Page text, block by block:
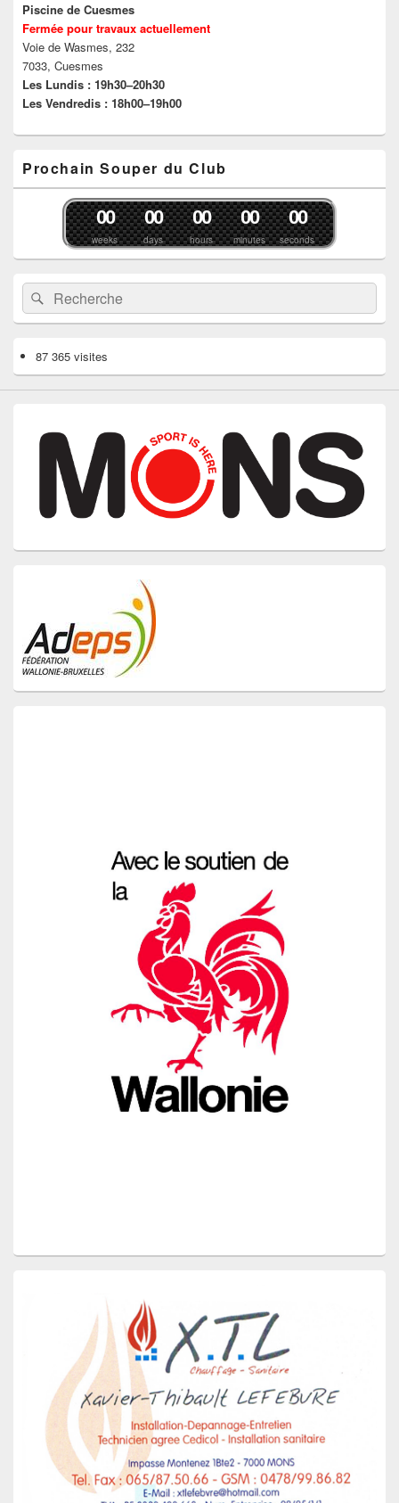
Piscine de Cuesmes
Fermée pour travaux actuellement
Voie de Wasmes, 232
7033, Cuesmes
Les Lundis : 19h30–20h30
Les Vendredis : 18h00–19h00
Prochain Souper du Club
weeks
00
days
00
hours
00
minutes
00
seconds
00
Recherche :Rechercher
87 365 visites